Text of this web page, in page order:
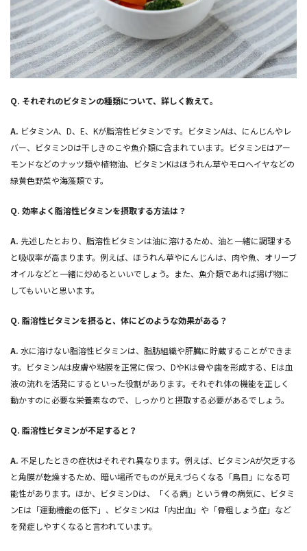
Q. それぞれのビタミンの種類について、詳しく教えて。
A. ビタミンA、D、E、Kが脂溶性ビタミンです。ビタミンAは、にんじんやレ
バー、ビタミンDは干しきのこや魚介類に含まれています。ビタミンEはアー
モンドなどのナッツ類や植物油、ビタミンKはほうれん草やモロヘイヤなどの
緑黄色野菜や海藻類です。
Q. 効率よく脂溶性ビタミンを摂取する方法は？
A. 先述したとおり、脂溶性ビタミンは油に溶けるため、油と一緒に調理する
と吸収率が高まります。例えば、ほうれん草やにんじんは、肉や魚、オリーブ
オイルなどと一緒に炒めるといいでしょう。また、魚介類であれば揚げ物に
してもいいと思います。
Q. 脂溶性ビタミンを摂ると、体にどのような効果がある？
A. 水に溶けない脂溶性ビタミンは、脂肪組織や肝臓に貯蔵することができま
す。ビタミンAは皮膚や粘膜を正常に保つ、DやKは骨や歯を形成する、Eは血
液の流れを活発にするといった役割があります。それぞれ体の機能を正しく
動かすのに必要な栄養素なので、しっかりと摂取する必要があるでしょう。
Q. 脂溶性ビタミンが不足すると？
A. 不足したときの症状はそれぞれ異なります。例えば、ビタミンAが欠乏する
と角膜が乾燥するため、暗い場所でものが見えづらくなる「鳥目」になる可
能性があります。ほか、ビタミンDは、「くる病」という骨の病気に、ビタミ
ンEは「運動機能の低下」、ビタミンKは「内出血」や「骨粗しょう症」など
を発症しやすくなると言われています。